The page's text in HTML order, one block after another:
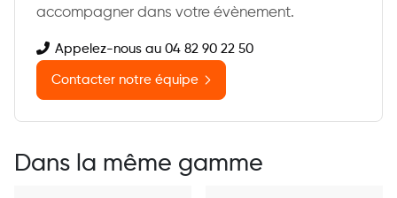
accompagner dans votre évènement.
Appelez-nous au 04 82 90 22 50
Contacter notre équipe
Dans la même gamme